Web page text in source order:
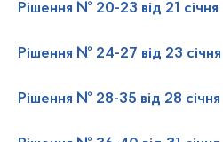
Рішення № 20-23 від 21 січня
Рішення № 24-27 від 23 січня
Рішення № 28-35 від 28 січня